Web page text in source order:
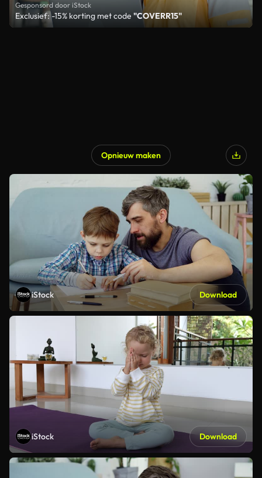
Gesponsord door iStock
Exclusief: -15% korting met code "COVERR15"
Opnieuw maken
iStock Download
iStock Download